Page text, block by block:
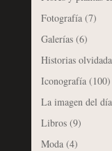
Fotografía(7)
Galerías(6)
Historias
Iconografía(100)
La imagen del día
Libros(9)
Moda(4)